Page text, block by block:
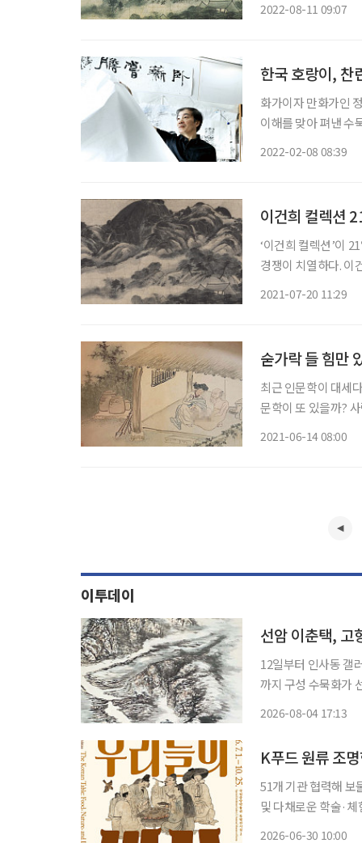
2022-08-11 09:07
한국 호랑이, 찬
화가이자 만화가인
이해를 맞아 펴낸 수
2022-02-08 08:39
이건희 컬렉션
‘이건희 컬렉션’이
경쟁이 치열하다. 이
2021-07-20 11:29
숟가락 들 힘만
최근 인문학이 대세
문학이 또 있을까?
2021-06-14 08:00
이투데이
선암 이춘택, 고
12일부터 인사동 갤
까지 구성 수묵화가 선암(仙巖) 이춘택이 설악산 공룡능선과 고향 단양의 풍경을 담은 작품
2026-08-04 17:13
K푸드 원류 조
51개 기관 협력해 보
및 다채로운 학술·체험 행사 마련 국립중앙박물관이 한
2026-06-30 10:00